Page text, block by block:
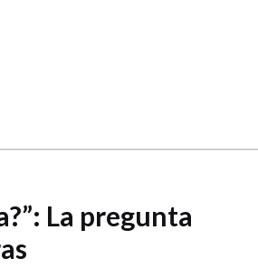
La pregunta